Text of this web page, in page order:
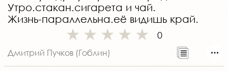
Утро.стакан.сигарета и чай.
Жизнь-параллельна.её видишь край.
0
Дмитрий Пучков (Гоблин)